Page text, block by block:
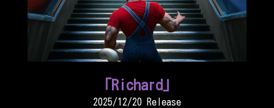
「Richard」
2025/12/20 Release